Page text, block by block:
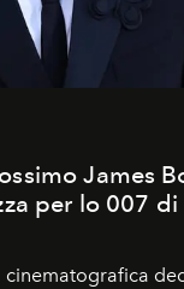
James
per lo 007 di
cinematografica